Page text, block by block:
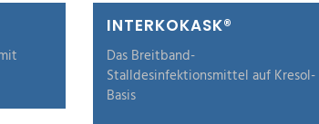
INTERKOKASK®
Das Breitband-
Stalldesinfektionsmittel auf Kresol-
Basis